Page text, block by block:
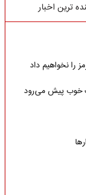
ترین اخبار
را نخواهیم داد
خوب پیش می‌رود